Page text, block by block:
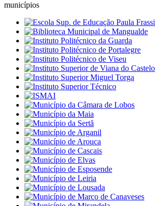
municípios